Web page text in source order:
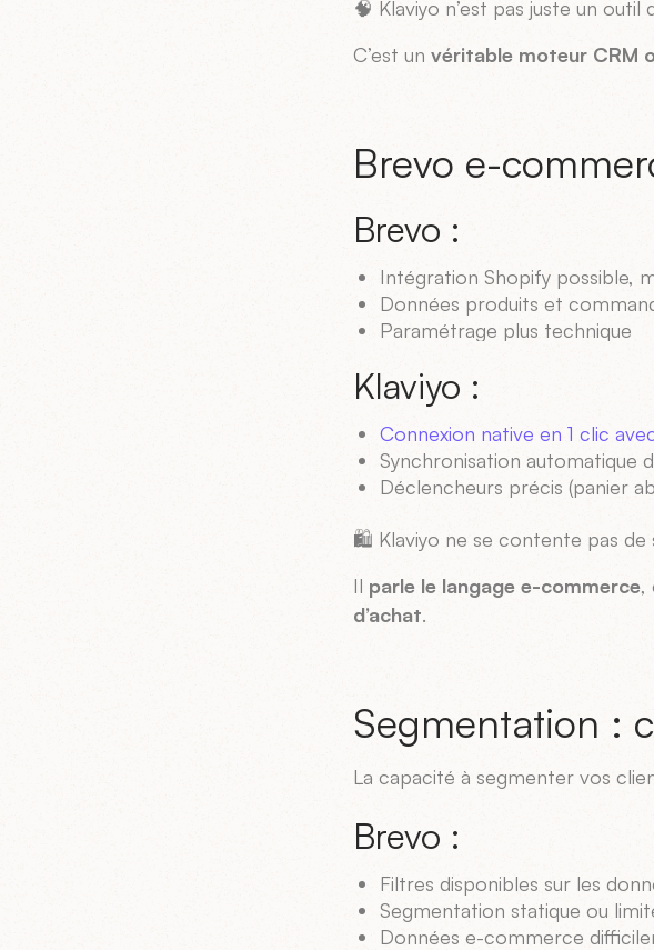
🧠 Klaviyo n’est pas juste un outil
C’est unvéritable moteur CRM
Brevo e-
Brevo :
Intégration Shopify possible,
Données produits et
Paramétrage plus technique
Klaviyo :
Connexion native en 1 clic
Synchronisation automatique
Déclencheurs précis (panier
🛍️ Klaviyo ne se contente pas de
Il parle le langage e-commerce,
d’achat.
Segmentation :
La capacité à segmenter vos
Brevo :
Filtres disponibles sur les
Segmentation statique ou
Données e-commerce